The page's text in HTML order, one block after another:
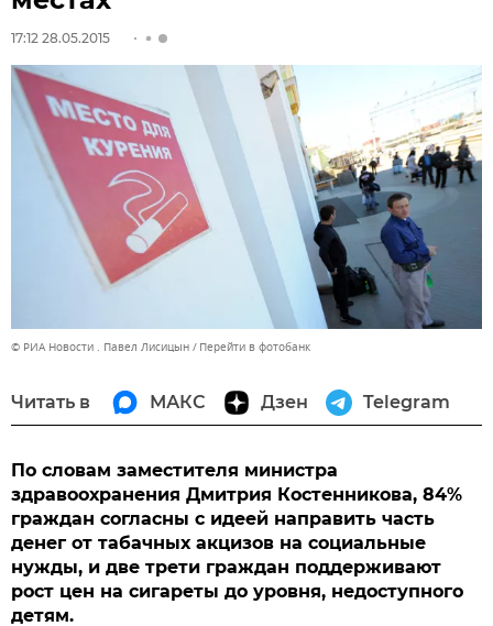
17:12 28.05.2015
© РИА Новости . Павел Лисицын Перейти в фотобанк
Читать в МАКС Дзен Telegram
По словам заместителя министра
здравоохранения Дмитрия Костенникова, 84%
граждан согласны с идеей направить часть
денег от табачных акцизов на социальные
нужды, и две трети граждан поддерживают
рост цен на сигареты до уровня, недоступного
детям.